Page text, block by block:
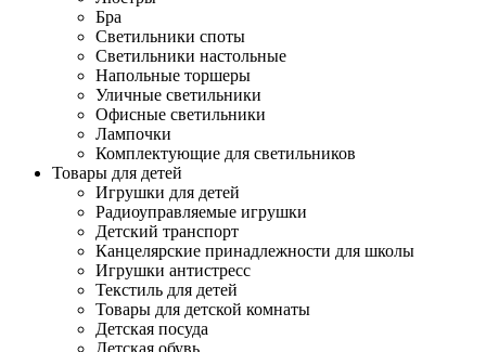
Бра
Светильники споты
Светильники настольные
Напольные торшеры
Уличные светильники
Офисные светильники
Лампочки
Комплектующие для светильников
Товары для детей
Игрушки для детей
Радиоуправляемые игрушки
Детский транспорт
Канцелярские принадлежности для школы
Игрушки антистресс
Текстиль для детей
Товары для детской комнаты
Детская посуда
Детская обувь